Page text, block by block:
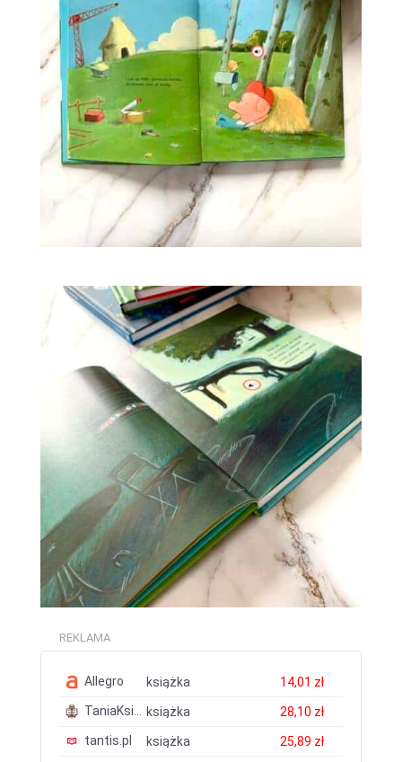
REKLAMA
Allegro książka
14,01 zł
TaniaKsiazka.pl
książka
28,10 zł
tantis.pl
książka
25,89 zł